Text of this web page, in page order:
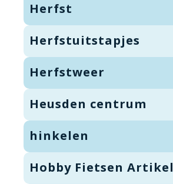
Herfst
Herfstuitstapjes
Herfstweer
Heusden centrum
hinkelen
Hobby Fietsen Artikel